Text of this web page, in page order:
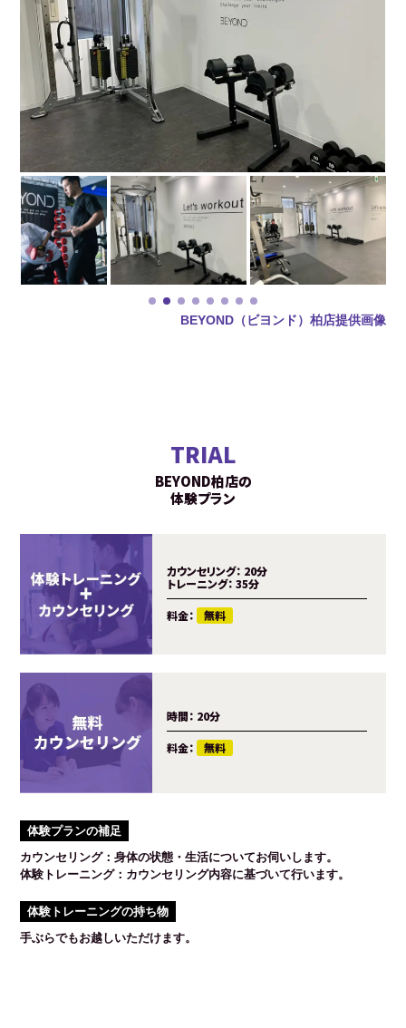
BEYOND（ビヨンド）柏店提供画像
TRIAL
BEYOND柏店の
体験プラン
カウンセリング： 20分
トレーニング： 35分
料金： 無料
時間： 20分
料金： 無料
体験プランの補足
カウンセリング：身体の状態・生活についてお伺いします。
体験トレーニング：カウンセリング内容に基づいて行います。
体験トレーニングの持ち物
手ぶらでもお越しいただけます。